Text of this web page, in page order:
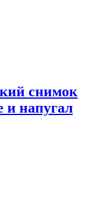
снимок
и напугал